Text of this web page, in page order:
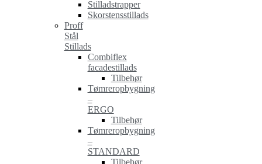
Stilladstrapper
Skorstensstillads
Proff
Stål
Stillads
Combiflex
facadestillads
Tilbehør
Tømreropbygning
–
ERGO
Tilbehør
Tømreropbygning
–
STANDARD